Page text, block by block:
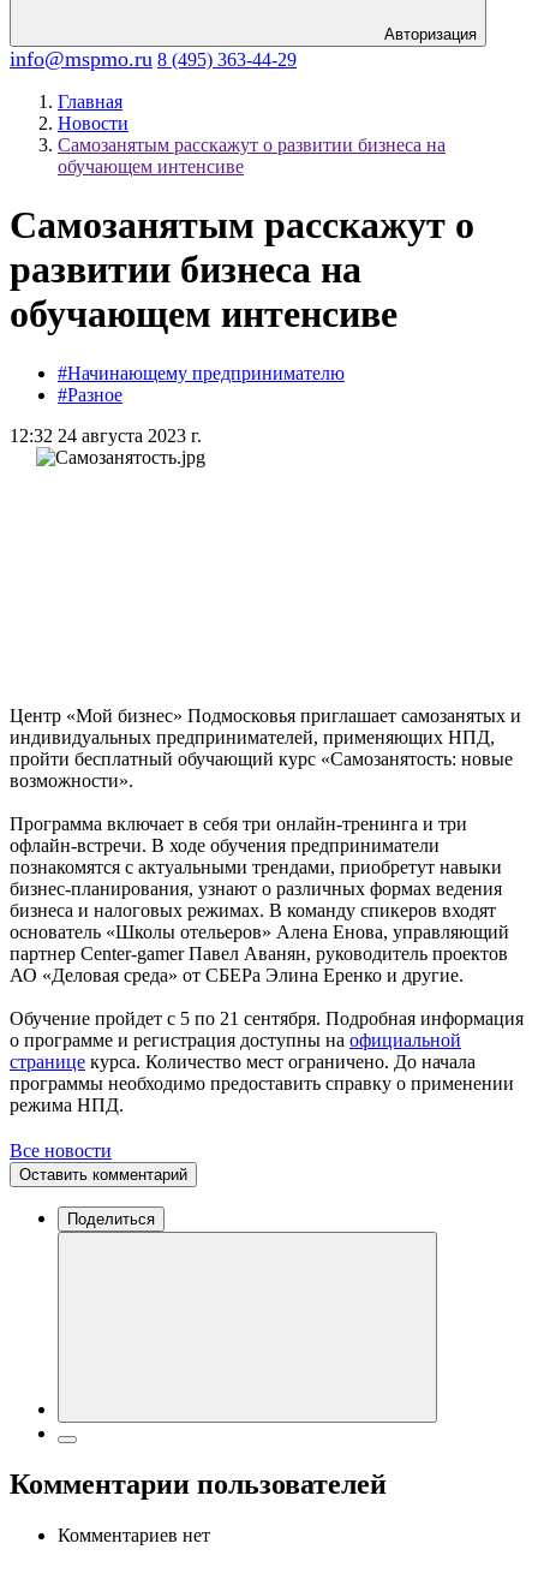
Авторизация
info@mspmo.ru 8 (495) 363-44-29
Главная
Новости
Самозанятым расскажут о развитии бизнеса на
обучающем интенсиве
Самозанятым расскажут о
развитии бизнеса на
обучающем интенсиве
#Начинающему предпринимателю
#Разное
12:32 24 августа 2023 г.
Центр «Мой бизнес» Подмосковья приглашает самозанятых и
индивидуальных предпринимателей, применяющих НПД,
пройти бесплатный обучающий курс «Самозанятость: новые
возможности».
Программа включает в себя три онлайн-тренинга и три
офлайн-встречи. В ходе обучения предприниматели
познакомятся с актуальными трендами, приобретут навыки
бизнес-планирования, узнают о различных формах ведения
бизнеса и налоговых режимах. В команду спикеров входят
основатель «Школы отельеров» Алена Енова, управляющий
партнер Center-gamer Павел Аванян, руководитель проектов
АО «Деловая среда» от СБЕРа Элина Еренко и другие.
Обучение пройдет с 5 по 21 сентября. Подробная информация
о программе и регистрация доступны на официальной
странице курса. Количество мест ограничено. До начала
программы необходимо предоставить справку о применении
режима НПД.
Все новости
Оставить комментарий
Поделиться
Комментарии пользователей
Комментариев нет